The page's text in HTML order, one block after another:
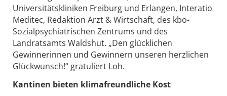
Universitätskliniken Freiburg und Erlangen, Interatio
Meditec, Redaktion Arzt & Wirtschaft, des kbo-
Sozialpsychiatrischen Zentrums und des
Landratsamts Waldshut. „Den glücklichen
Gewinnerinnen und Gewinnern unseren herzlichen
Glückwunsch!“ gratuliert Loh.
Kantinen bieten klimafreundliche Kost